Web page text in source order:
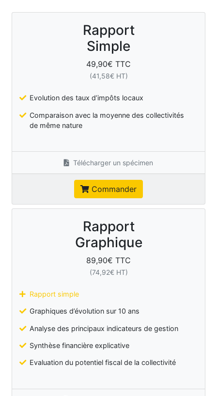
Rapport
Simple
49,90€ TTC
(41,58€ HT)
Evolution des taux d’impôts locaux
Comparaison avec la moyenne des collectivités
de même nature
Télécharger un spécimen
Commander
Rapport
Graphique
89,90€ TTC
(74,92€ HT)
Rapport simple
Graphiques d’évolution sur 10 ans
Analyse des principaux indicateurs de gestion
Synthèse financière explicative
Evaluation du potentiel fiscal de la collectivité